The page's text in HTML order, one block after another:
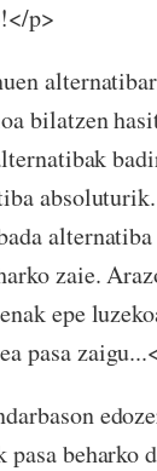
p>
bilatzen
zaie.
epe
pasa
beharko